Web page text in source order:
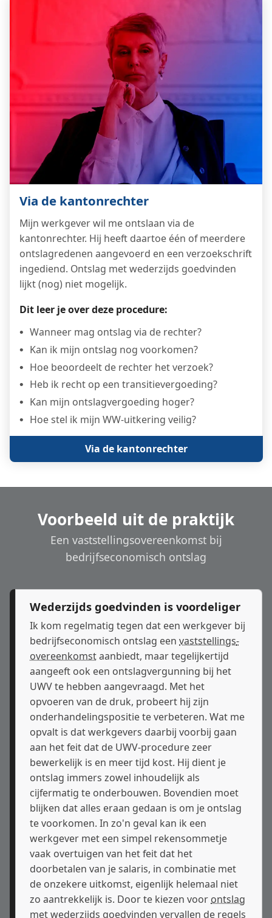
Via de kantonrechter
Mijn werkgever wil me ontslaan via de
kantonrechter. Hij heeft daartoe één of meerdere
ontslagredenen aangevoerd en een verzoekschrift
ingediend. Ontslag met wederzijds goedvinden
lijkt (nog) niet mogelijk.
Dit leer je over deze procedure:
Wanneer mag ontslag via de rechter?
Kan ik mijn ontslag nog voorkomen?
Hoe beoordeelt de rechter het verzoek?
Heb ik recht op een transitievergoeding?
Kan mijn ontslagvergoeding hoger?
Hoe stel ik mijn WW-uitkering veilig?
Via de kantonrechter
Voorbeeld uit de praktijk
Een vaststellings­overeenkomst bij
bedrijfseconomisch ontslag
Wederzijds goedvinden is voordeliger
Ik kom regelmatig tegen dat een werkgever bij
bedrijfseconomisch ontslag eenvaststellings­
overeenkomstaanbiedt, maar tegelijkertijd
aangeeft ook een ontslagvergunning bij het
UWV te hebben aangevraagd. Met het
opvoeren van de druk, probeert hij zijn
onderhandelingspositie te verbeteren. Wat me
opvalt is dat werkgevers daarbij voorbij gaan
aan het feit dat de UWV-procedure zeer
bewerkelijk is en meer tijd kost. Hij dient je
ontslag immers zowel inhoudelijk als
cijfermatig te onderbouwen. Bovendien moet
blijken dat alles eraan gedaan is om je ontslag
te voorkomen. In zo'n geval kan ik een
werkgever met een simpel rekensommetje
vaak overtuigen van het feit dat het
doorbetalen van je salaris, in combinatie met
de onzekere uitkomst, eigenlijk helemaal niet
zo aantrekkelijk is. Door te kiezen voorontslag
met wederzijds goedvinden vervallen de regels